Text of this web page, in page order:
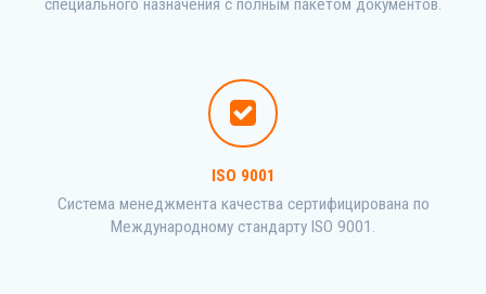
специального назначения с полным пакетом документов.
ISO 9001
Система менеджмента качества сертифицирована по
Международному стандарту ISO 9001.